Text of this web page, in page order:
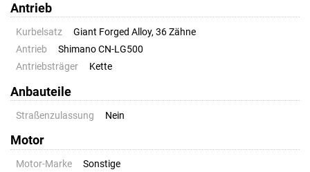
Antrieb
Kurbelsatz
Giant Forged Alloy, 36 Zähne
Antrieb
Shimano CN-LG500
Antriebsträger
Kette
Anbauteile
Straßenzulassung Nein
Motor
Motor-Marke
Sonstige